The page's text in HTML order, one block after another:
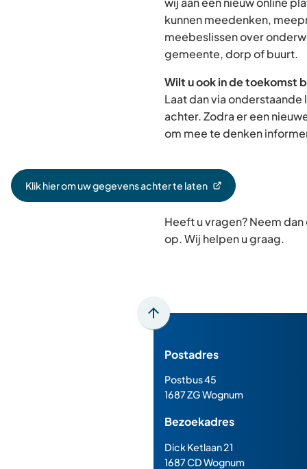
kunnen meedenken,
meebeslissen over
gemeente, dorp of buurt.
Wilt u ook in de toekomst
Laat dan via
achter. Zodra er een
om mee te denken
Klik hier om uw gegevens achter te laten
(Verwijst
Heeft u vragen? Neem
op. Wij helpen u graag.
Scroll
boven
het
van
de
paginainhoud
Postadres
Postbus 45
1687 ZG Wognum
Bezoekadres
Dick Ketlaan 21
1687 CD Wognum